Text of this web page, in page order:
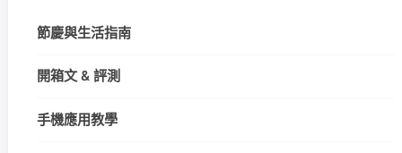
節慶與生活指南
開箱文 & 評測
手機應用教學